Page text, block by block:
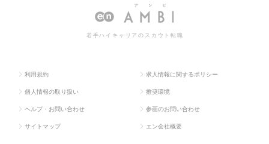
ティングの コスメを活用した企画～運用までの
若手ハイキャリアのスカウト転職
利用規約 求人情報に関するポリシー
個人情報の取り扱い 推奨環境
ヘルプ・お問い合わせ 参画のお問い合わせ
サイトマップ エン会社概要